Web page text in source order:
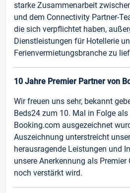
starke Zusammenarbeit
und dem Connectivity Partner-
die sich verpflichtet haben,
Dienstleistungen für Hotellerie
Ferienvermietungsbranche zu
10 Jahre Premier Partner von
Wir freuen uns sehr, bekannt
Beds24 zum 10. Mal in Folge
Booking.com ausgezeichnet
Auszeichnung unterstreicht
herausragende Leistungen und
unsere Anerkennung als
noch verstärkt wird.